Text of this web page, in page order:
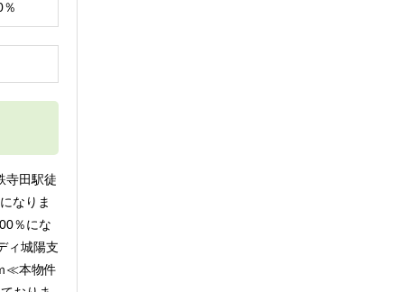
％
寺田駅徒
なりま
％にな
ィ城陽支
≪本物件